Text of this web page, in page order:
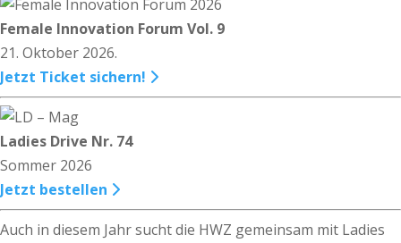
Female Innovation Forum Vol. 9
21. Oktober 2026.
Jetzt Ticket sichern!
Ladies Drive Nr. 74
Sommer 2026
Jetzt bestellen
Auch in diesem Jahr sucht die HWZ gemeinsam mit Ladies